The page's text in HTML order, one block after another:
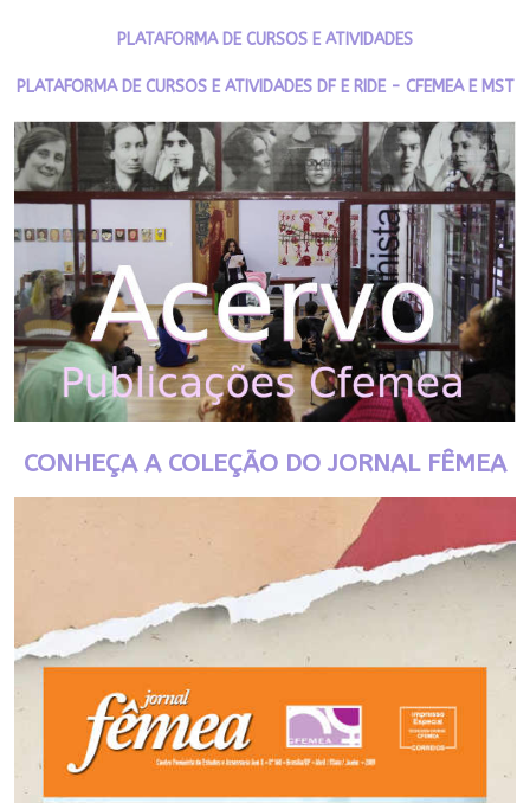
PLATAFORMA DE CURSOS E ATIVIDADES
PLATAFORMA DE CURSOS E ATIVIDADES DF E RIDE - CFEMEA E MST
CONHEÇA A COLEÇÃO DO JORNAL FÊMEA